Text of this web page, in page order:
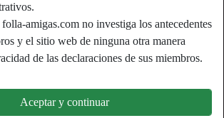
amigas.com no investiga los antecedentes
y el sitio web de ninguna otra manera
de las declaraciones de sus miembros.
Aceptar y continuar
ideal, busco al hombre real. ¡Que me haga
360 grados! Me gusta que me mimen, incluso
sabré corresponder tu bondad